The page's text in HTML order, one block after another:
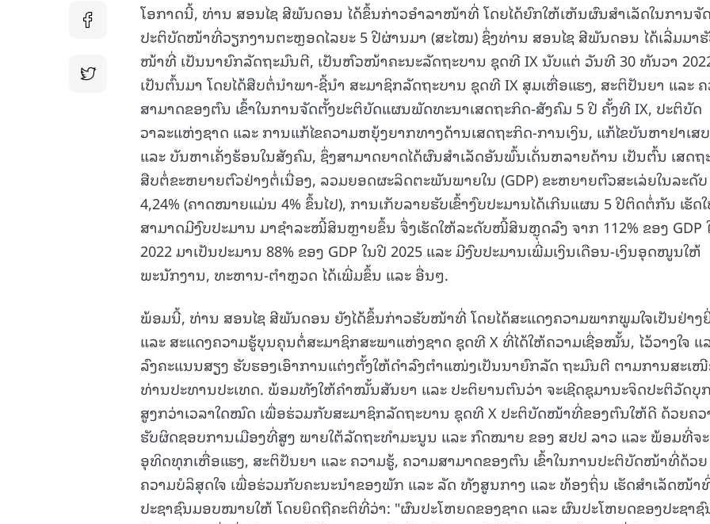
ໂອກາດນີ້, ທ່ານ ສອນໄຊ ສີພັນດອນ ໄດ້ຂຶ້ນກ່າວອຳລາໜ້າທີ່ ໂດຍໄດ້ຍົກໃຫ້ເຫັນຜົນສຳເລັດໃນການຈັ
ປະຕິບັດໜ້າທີ່ວຽກງານຕະຫຼອດໄລຍະ 5 ປີຜ່ານມາ (ສະໄໝ) ຊຶ່ງທ່ານ ສອນໄຊ ສີພັນດອນ ໄດ້ເລີ່ມມາ
ໜ້າທີ່ ເປັນນາຍົກລັດຖະມົນຕີ, ເປັນຫົວໜ້າຄະນະລັດຖະບານ ຊຸດທີ IX ນັບແຕ່ ວັນທີ 30 ທັນວາ
ເປັນຕົ້ນມາ ໂດຍໄດ້ສືບຕໍ່ນໍາພາ-ຊີ້ນໍາ ສະມາຊິກລັດຖະບານ ຊຸດທີ IX ສຸມເຫື່ອແຮງ, ສະຕິປັນຍາ ແລະ
ສາມາດຂອງຕົນ ເຂົ້າໃນການຈັດຕັ້ງປະຕິບັດແຜນພັດທະນາເສດຖະກິດ-ສັງຄົມ 5 ປີ ຄັ້ງທີ IX, ປະຕິບັດ
ວາລະແຫ່ງຊາດ ແລະ ການແກ້ໄຂຄວາມຫຍຸ້ງຍາກທາງດ້ານເສດຖະກິດ-ການເງິນ, ແກ້ໄຂບັນຫາຢາເສ
ແລະ ບັນຫາເຄັ່ງຮ້ອນໃນສັງຄົມ, ຊຶ່ງສາມາດຍາດໄດ້ຜົນສໍາເລັດອັນພົ້ນເດັ່ນຫລາຍດ້ານ ເປັນຕົ້ນ ເສດຖ
ສືບຕໍ່ຂະຫຍາຍຕົວຢ່າງຕໍ່ເນື່ອງ, ລວມຍອດຜະລິດຕະພັນພາຍໃນ (GDP) ຂະຫຍາຍຕົວສະເລ່ຍໃນລະດັບ
4,24% (ຄາດໝາຍແມ່ນ 4% ຂຶ້ນໄປ), ການເກັບລາຍຮັບເຂົ້າງົບປະມານໄດ້ເກີນແຜນ 5 ປີຕິດຕໍ່ກັນ ເຮັດ
ສາມາດມີງົບປະມານ ມາຊຳລະໜີ້ສິນຫຼາຍຂຶ້ນ ຈຶ່ງເຮັດໃຫ້ລະດັບໜີ້ສິນຫຼຸດລົງ ຈາກ 112% ຂອງ GDP
2022 ມາເປັນປະມານ 88% ຂອງ GDP ໃນປີ 2025 ແລະ ມີງົບປະມານເພີ່ມເງິນເດືອນ-ເງິນອຸດໜູນໃຫ້
ພະນັກງານ, ທະຫານ-ຕຳຫຼວດ ໄດ້ເພີ່ມຂຶ້ນ ແລະ ອື່ນໆ.
ພ້ອມນີ້, ທ່ານ ສອນໄຊ ສີພັນດອນ ຍັງໄດ້ຂຶ້ນກ່າວຮັບໜ້າທີ່ ໂດຍໄດ້ສະແດງຄວາມພາກພູມໃຈເປັນຢ່າງ
ແລະ ສະແດງຄວາມຮູ້ບຸນຄຸນຕໍ່ສະມາຊິກສະພາແຫ່ງຊາດ ຊຸດທີ X ທີ່ໄດ້ໃຫ້ຄວາມເຊື່ອໝັ້ນ, ໄວ້ວາງໃຈ ແ
ລົງຄະແນນສຽງ ຮັບຮອງເອົາການແຕ່ງຕັ້ງໃຫ້ດຳລົງຕຳແໜ່ງເປັນນາຍົກລັດ ຖະມົນຕີ ຕາມການສະເ
ທ່ານປະທານປະເທດ. ພ້ອມທັງໃຫ້ຄຳໝັ້ນສັນຍາ ແລະ ປະຕິຍານຕົນວ່າ ຈະເຊີດຊຸມານະຈິດປະຕິວັດບຸ
ສູງກວ່າເວລາໃດໝົດ ເພື່ອຮ່ວມກັບສະມາຊິກລັດຖະບານ ຊຸດທີ X ປະຕິບັດໜ້າທີ່ຂອງຕົນໃຫ້ດີ ດ້ວຍຄວ
ຮັບຜິດຊອບການເມືອງທີ່ສູງ ພາຍໃຕ້ລັດຖະທຳມະນູນ ແລະ ກົດໝາຍ ຂອງ ສປປ ລາວ ແລະ ພ້ອມທີ່ຈະ
ອຸທິດທຸກເຫື່ອແຮງ, ສະຕິປັນຍາ ແລະ ຄວາມຮູ້, ຄວາມສາມາດຂອງຕົນ ເຂົ້າໃນການປະຕິບັດໜ້າທີ່ດ້ວຍ
ຄວາມບໍລິສຸດໃຈ ເພື່ອຮ່ວມກັບຄະນະນໍາຂອງພັກ ແລະ ລັດ ທັງສູນກາງ ແລະ ທ້ອງຖິ່ນ ເຮັດສຳເລັດໜ້
ປະຊາຊົນມອບໝາຍໃຫ້ ໂດຍຍຶດຖືຄະຕິທີ່ວ່າ: "ຜົນປະໂຫຍດຂອງຊາດ ແລະ ຜົນປະໂຫຍດຂອງປະຊາຊົ
15.040(07-08-